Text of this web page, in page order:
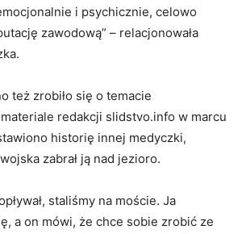
i psychicznie, celowo
zawodową” – relacjonowała
też zrobiło się o temacie
redakcji slidstvo.info w marcu
historię innej medyczki,
zabrał ją nad jezioro.
staliśmy na moście. Ja
a on mówi, że chce sobie zrobić ze